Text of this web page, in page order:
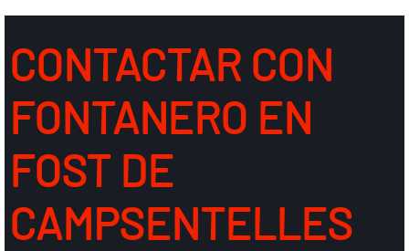
CONTACTAR CON
FONTANERO EN
FOST DE
CAMPSENTELLES